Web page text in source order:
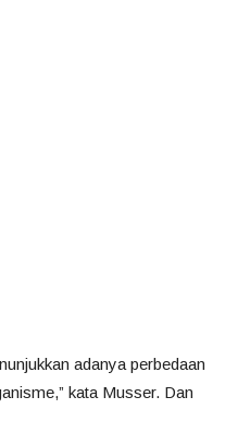
adanya perbedaan
kata Musser. Dan